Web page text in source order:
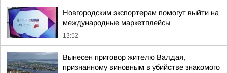
Новгородским экспортерам помогут выйти на
международные маркетплейсы
13:52
Вынесен приговор жителю Валдая,
признанному виновным в убийстве знакомого